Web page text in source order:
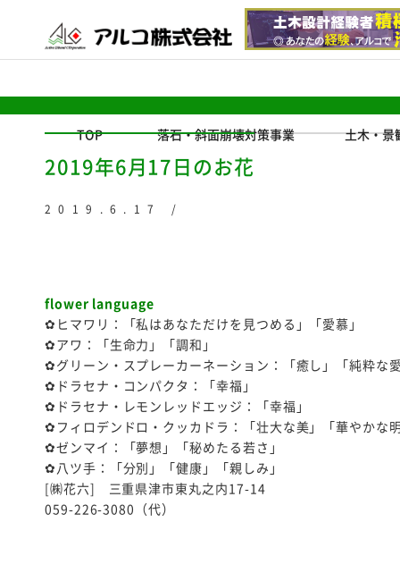
TOP 落石・斜面崩壊対策事業 土木・景
2019年6月17日のお花
2019.6.17 /
flower language
✿ヒマワリ：「私はあなただけを見つめる」「愛慕」
✿アワ：「生命力」「調和」
✿グリーン・スプレーカーネーション：「癒し」「純粋な
✿ドラセナ・コンパクタ：「幸福」
✿ドラセナ・レモンレッドエッジ：「幸福」
✿フィロデンドロ・クッカドラ：「壮大な美」「華やかな
✿ゼンマイ：「夢想」「秘めたる若さ」
✿八ツ手：「分別」「健康」「親しみ」
[㈱花六] 三重県津市東丸之内17-14
059-226-3080（代）